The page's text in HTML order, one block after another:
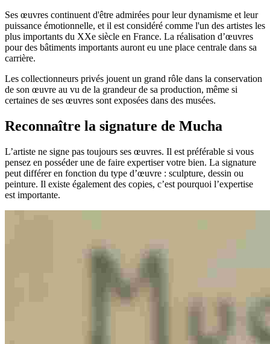
Ses œuvres continuent d'être admirées pour leur dynamisme et leur
puissance émotionnelle, et il est considéré comme l'un des artistes les
plus importants du XXe siècle en France. La réalisation d’œuvres
pour des bâtiments importants auront eu une place centrale dans sa
carrière.
Les collectionneurs privés jouent un grand rôle dans la conservation
de son œuvre au vu de la grandeur de sa production, même si
certaines de ses œuvres sont exposées dans des musées.
Reconnaître la signature de Mucha
L’artiste ne signe pas toujours ses œuvres. Il est préférable si vous
pensez en posséder une de faire expertiser votre bien. La signature
peut différer en fonction du type d’œuvre : sculpture, dessin ou
peinture. Il existe également des copies, c’est pourquoi l’expertise
est importante.